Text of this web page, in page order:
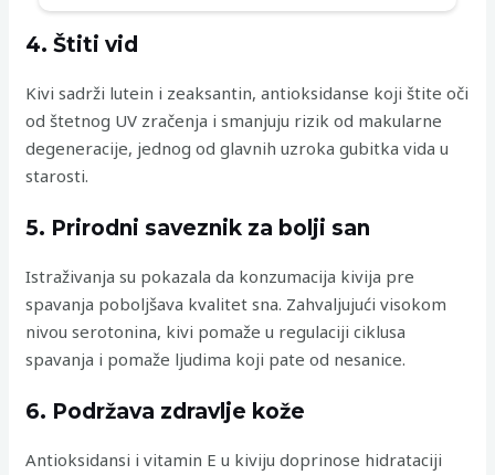
4. Štiti vid
Kivi sadrži lutein i zeaksantin, antioksidanse koji štite oči
od štetnog UV zračenja i smanjuju rizik od makularne
degeneracije, jednog od glavnih uzroka gubitka vida u
starosti.
5. Prirodni saveznik za bolji san
Istraživanja su pokazala da konzumacija kivija pre
spavanja poboljšava kvalitet sna. Zahvaljujući visokom
nivou serotonina, kivi pomaže u regulaciji ciklusa
spavanja i pomaže ljudima koji pate od nesanice.
6. Podržava zdravlje kože
Antioksidansi i vitamin E u kiviju doprinose hidrataciji